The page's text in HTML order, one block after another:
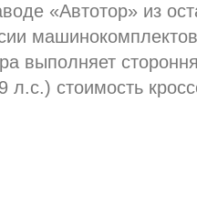
«Автотор» из
выполняет
л.с.) стоимость